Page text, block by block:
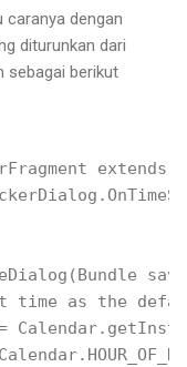
dengan
diturunkan dari
sebagai berikut
extends
time as the